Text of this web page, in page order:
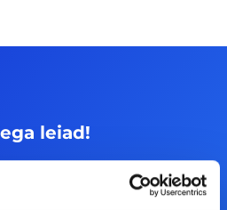
leiad!
leiad kõik vajaliku, et olla
uudistega. Kui sul on